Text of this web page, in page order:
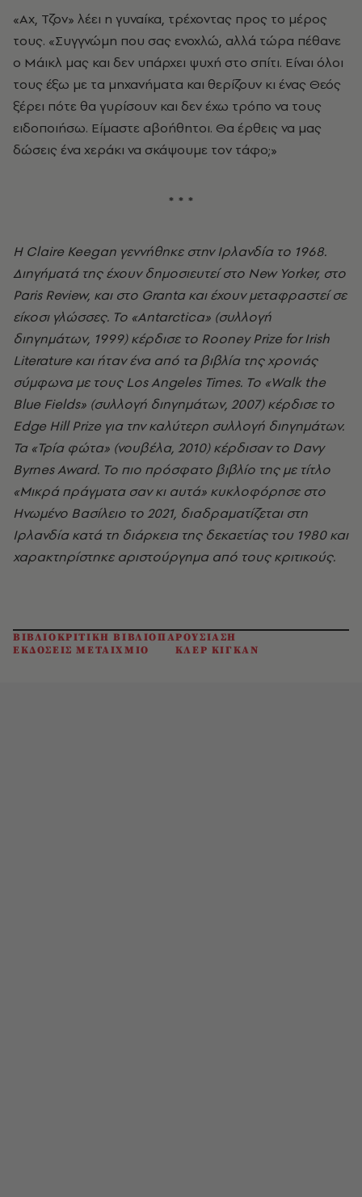
«Αχ, Τζον» λέει η γυναίκα, τρέχοντας προς το μέρος
τους. «Συγγνώμη που σας ενοχλώ, αλλά τώρα πέθανε
ο Μάικλ μας και δεν υπάρχει ψυχή στο σπίτι. Είναι όλοι
τους έξω με τα μηχανήματα και θερίζουν κι ένας Θεός
ξέρει πότε θα γυρίσουν και δεν έχω τρόπο να τους
ειδοποιήσω. Είμαστε αβοή­θητοι. Θα έρθεις να μας
δώσεις ένα χεράκι να σκάψουμε τον τάφο;»
* * *
Η Claire Keegan γεννήθηκε στην Ιρλανδία το 1968.
Διηγήματά της έχουν δημοσιευτεί στο New Yorker, στο
Paris Review, και στο Granta και έχουν μεταφραστεί σε
είκοσι γλώσσες. Το «Antarctica» (συλλογή
διηγημάτων, 1999) κέρδισε το Rooney Prize for Irish
Literature και ήταν ένα από τα βιβλία της χρονιάς
σύμφωνα με τους Los Angeles Times. Το «Walk the
Blue Fields» (συλλογή διηγημάτων, 2007) κέρδισε το
Edge Hill Prize για την καλύτερη συλλογή διηγημάτων.
Τα «Τρία φώτα» (νουβέλα, 2010) κέρδισαν το Davy
Byrnes Award. Το πιο πρόσφατο βιβλίο της με τίτλο
«Μικρά πράγματα σαν κι αυτά» κυκλοφόρησε στο
Ηνωμένο Βασίλειο το 2021, διαδραματίζεται στη
Ιρλανδία κατά τη διάρκεια της δεκαετίας του 1980 και
χαρακτηρίστηκε αριστούργημα από τους κριτικούς.
ΒΙΒΛΙΟΚΡΙΤΙΚΗ ΒΙΒΛΙΟΠΑΡΟΥΣΙΑΣΗ
ΕΚΔΟΣΕΙΣ ΜΕΤΑΙΧΜΙΟ
ΚΛΕΡ ΚΙΓΚΑΝ